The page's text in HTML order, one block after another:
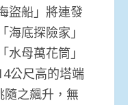
盜船」將連發
底探險家」
母萬花筒」
公尺高的塔端
之飆升，無